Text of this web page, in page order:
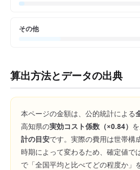
その他
算出方法とデータの出典
本ページの金額は、公的統計による
高知県の実効コスト係数（×0.84）
計の目安です。実際の費用は世帯構
時期によって変わるため、確定値で
で「全国平均と比べてどの程度か」